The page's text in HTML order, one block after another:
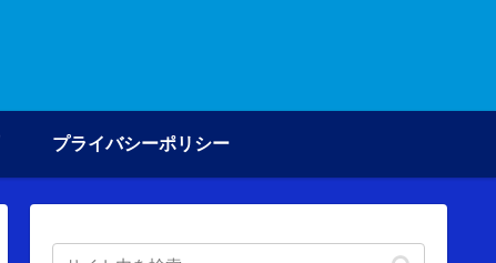
プライバシーポリシー